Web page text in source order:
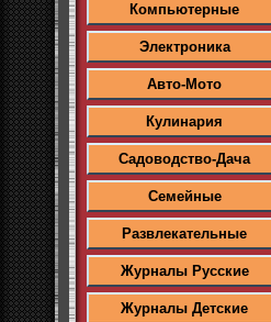
Компьютерные
Электроника
Авто-Мото
Кулинария
Садоводство-Дача
Семейные
Развлекательные
Журналы Русские
Журналы Детские